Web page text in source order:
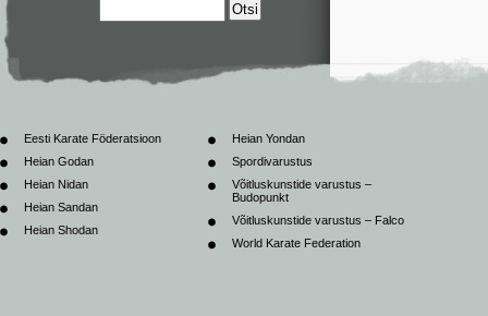
Eesti Karate Föderatsioon
Heian Godan
Heian Nidan
Heian Sandan
Heian Shodan
Heian Yondan
Spordivarustus
Võitluskunstide varustus –
Budopunkt
Võitluskunstide varustus – Falco
World Karate Federation